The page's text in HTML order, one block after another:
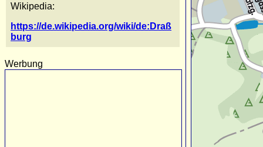
Wikipedia:
https://de.wikipedia.org/wiki/de:Draß
burg
Werbung